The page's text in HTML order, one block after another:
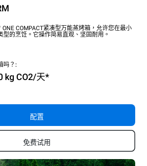
ONE COMPACT紧凑型万能蒸烤箱，允许您在最小
型的烹饪。它操作简易直观、坚固耐用。
吗？:
kg CO2/天*
配置
免费试用